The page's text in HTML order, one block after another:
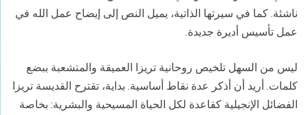
ناشئة. كما في سيرتها الذاتية، يميل النص إلى إيضاح عمل الله في
عمل تأسيس أديرة جديدة.
ليس من السهل تلخيص روحانية تريزا العميقة والمتشعبة ببضع
كلمات. أريد أن أذكر عدة نقاط أساسية. بداية، تقترح القديسة تريزا
الفضائل الإنجيلية كقاعدة لكل الحياة المسيحية والبشرية: بخاصة